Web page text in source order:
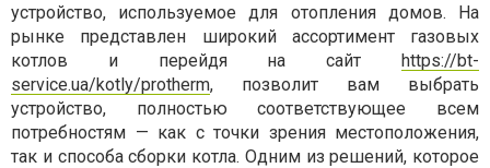
устройство, используемое для отопления домов. На
рынке представлен широкий ассортимент газовых
котлов и перейдя на сайт https://bt-
service.ua/kotly/protherm, позволит вам выбрать
устройство, полностью соответствующее всем
потребностям — как с точки зрения местоположения,
так и способа сборки котла. Одним из решений, которое